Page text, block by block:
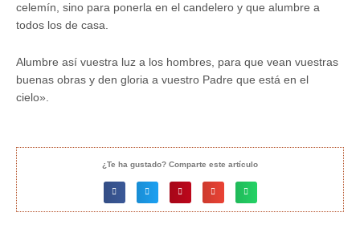
celemín, sino para ponerla en el candelero y que alumbre a
todos los de casa.
Alumbre así vuestra luz a los hombres, para que vean vuestras
buenas obras y den gloria a vuestro Padre que está en el
cielo».
¿Te ha gustado? Comparte este artículo